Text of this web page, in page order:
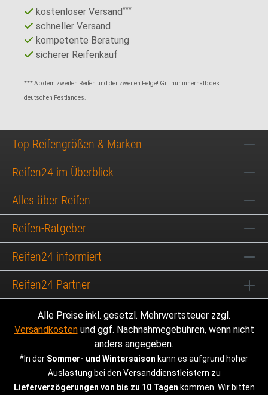
kostenloser Versand***
schneller Versand
kompetente Beratung
sicherer Reifenkauf
*** Ab dem zweiten Reifen und der zweiten Felge! Gilt nur innerhalb des
deutschen Festlandes.
Top Reifengrößen & Marken
Reifen24 im Überblick
Alles über Reifen
Reifen-Ratgeber
Reifen24 informiert
Reifen24 Partner
Alle Preise inkl. gesetzl. Mehrwertsteuer zzgl.
Versandkostenund ggf. Nachnahmegebühren, wenn nicht
anders angegeben.
*In der Sommer- und Wintersaison kann es aufgrund hoher
Auslastung bei den Versanddienstleistern zu
Lieferverzögerungen von bis zu 10 Tagen kommen. Wir bitten